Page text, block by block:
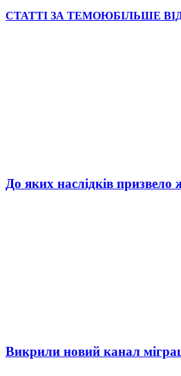
СТАТТІ ЗА ТЕМОЮБІЛЬШЕ
До яких наслідків
Викрили новий канал